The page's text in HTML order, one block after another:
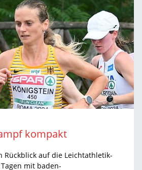
kompakt
Rückblick auf die Leichtathletik-
mit baden-